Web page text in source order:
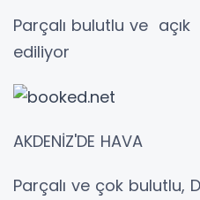
Parçalı bulutlu ve
ediliyor
AKDENİZ'DE HAVA
Parçalı ve çok bulutlu,